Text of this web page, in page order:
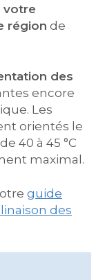
votre
région de
des
encore
Les
orientés le
40 à 45 °C
maximal.
guide
des